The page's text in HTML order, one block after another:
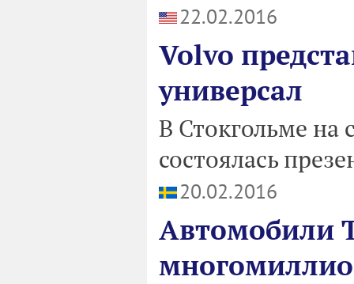
22.02.2016
Volvo
универсал
В Стокгольме
состоялась
20.02.2016
Автомобили